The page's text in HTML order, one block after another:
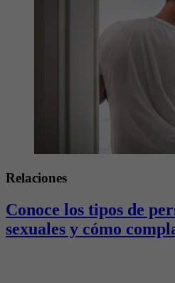
Relaciones
Conoce los tipos de
sexuales y cómo